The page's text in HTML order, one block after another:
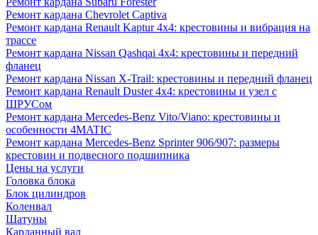
Ремонт кардана Chevrolet Captiva
Ремонт кардана Renault Kaptur 4x4: крестовины и вибрация на
трассе
Ремонт кардана Nissan Qashqai 4x4: крестовины и передний
фланец
Ремонт кардана Nissan X-Trail: крестовины и передний фланец
Ремонт кардана Renault Duster 4x4: крестовины и узел с
ШРУСом
Ремонт кардана Mercedes-Benz Vito/Viano: крестовины и
особенности 4MATIC
Ремонт кардана Mercedes-Benz Sprinter 906/907: размеры
крестовин и подвесного подшипника
Цены на услуги
Головка блока
Блок цилиндров
Коленвал
Шатуны
Карданный вал